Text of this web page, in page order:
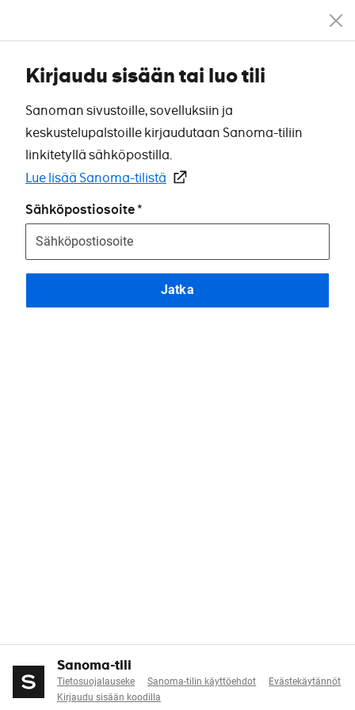
Kirjaudu sisään tai luo tili
Sanoman sivustoille, sovelluksiin ja
keskustelupalstoille kirjaudutaan Sanoma-tiliin
linkitetyllä sähköpostilla.
Lue lisää Sanoma-tilistä
Sähköpostiosoite
Jatka
Sanoma-tili
Tietosuojalauseke Sanoma-tilin käyttöehdot
Evästekäytännöt
Kirjaudu sisään koodilla